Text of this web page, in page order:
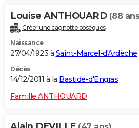
Louise ANTHOUARD (88
Créer une cagnotte obsèques
Naissance
27/04/1923 à Saint-Marcel-d'Ardèche
Décès
14/12/2011 à la Bastide-d'Engras
Famille ANTHOUARD